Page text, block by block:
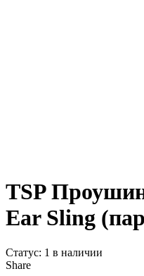
TSP
Ear Sling
Статус: 1 в наличии
Share